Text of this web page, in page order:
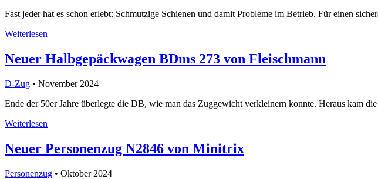
Fast jeder hat es schon erlebt: Schmutzige Schienen und damit Probleme im Betrieb. Für einen
Weiterlesen
Neuer Halbgepäckwagen BDms 273 von Fleischmann
D-Zug • November 2024
Ende der 50er Jahre überlegte die DB, wie man das Zuggewicht verkleinern konnte. Heraus kam
Weiterlesen
Neuer Personenzug N2846 von Minitrix
Personenzug • Oktober 2024